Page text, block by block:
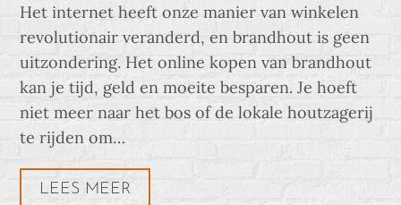
Het internet heeft onze manier van winkelen
revolutionair veranderd, en brandhout is geen
uitzondering. Het online kopen van brandhout
kan je tijd, geld en moeite besparen. Je hoeft
niet meer naar het bos of de lokale houtzagerij
te rijden om…
LEES MEER